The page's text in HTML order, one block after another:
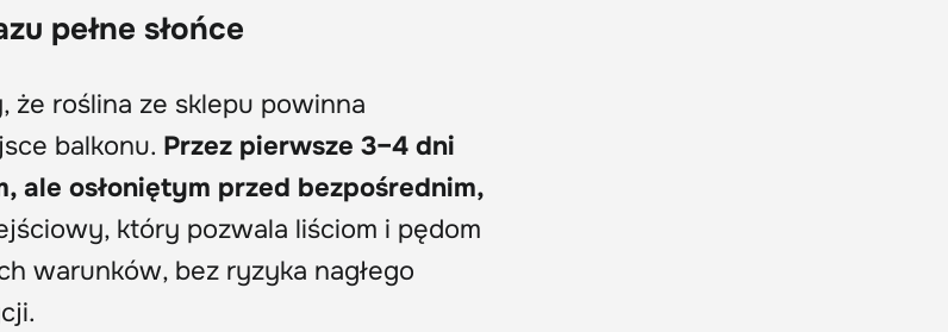
pełne słońce
że roślina ze sklepu powinna
balkonu. Przez pierwsze 3–4 dni
ale osłoniętym przed bezpośrednim,
który pozwala liściom i pędom
warunków, bez ryzyka nagłego